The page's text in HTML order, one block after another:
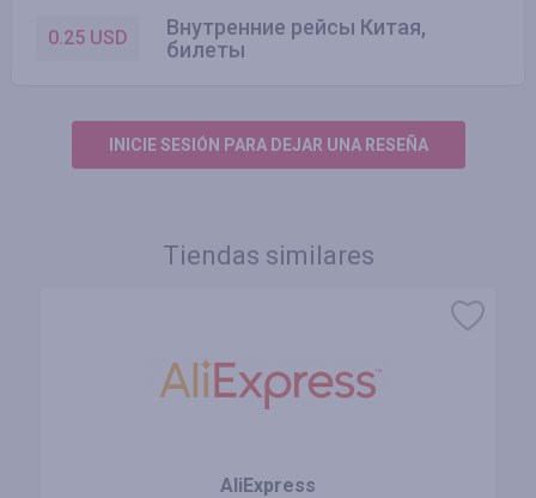
0.25 USD
Внутренние рейсы Китая,
билеты
INICIE SESIÓN PARA DEJAR UNA RESEÑA
Tiendas similares
AliExpress